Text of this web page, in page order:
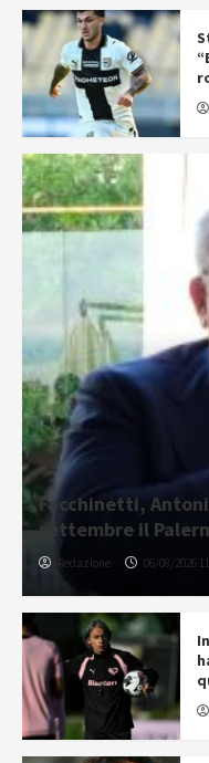
Facchinetti,
settembre il
Redazione 06/08/2026